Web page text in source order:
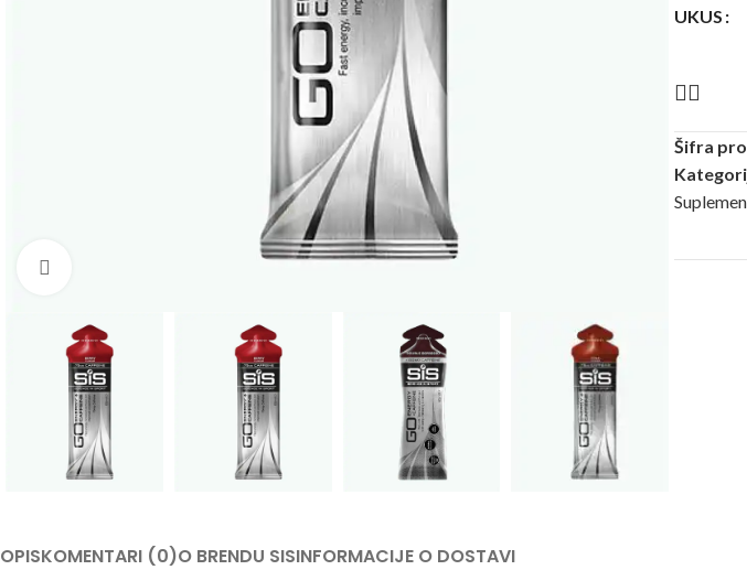
UKUS
Šifra
OPISKOMENTARI (0)O BRENDU SISINFORMACIJE O DOSTAVI